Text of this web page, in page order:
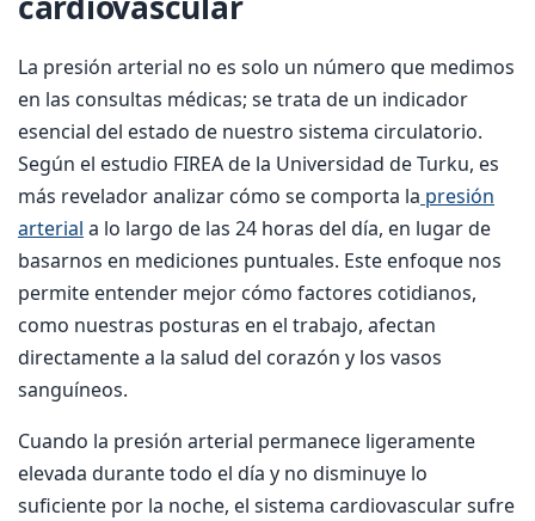
La presión arterial no es solo un número que medimos
en las consultas médicas; se trata de un indicador
esencial del estado de nuestro sistema circulatorio.
Según el estudio FIREA de la Universidad de Turku, es
más revelador analizar cómo se comporta la presión
arterial a lo largo de las 24 horas del día, en lugar de
basarnos en mediciones puntuales. Este enfoque nos
permite entender mejor cómo factores cotidianos,
como nuestras posturas en el trabajo, afectan
directamente a la salud del corazón y los vasos
sanguíneos.
Cuando la presión arterial permanece ligeramente
elevada durante todo el día y no disminuye lo
suficiente por la noche, el sistema cardiovascular sufre